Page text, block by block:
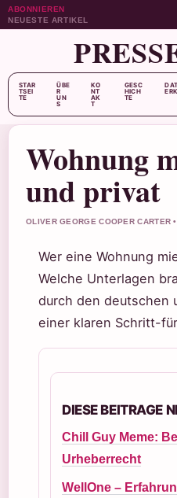
ABONNIEREN
NEUESTE ARTIKEL
STAR
TSEI
TE
ÜBE
R
UN
S
KO
NT
AK
T
GESC
HICH
TE
Wohnung
und privat
OLIVER GEORGE COOPER CARTER
Wer eine Wohnung
Welche Unterlagen
durch den deutschen
einer klaren Schritt-
DIESE BEITRAGE
Chill Guy Meme:
Urheberrecht
WellOne –